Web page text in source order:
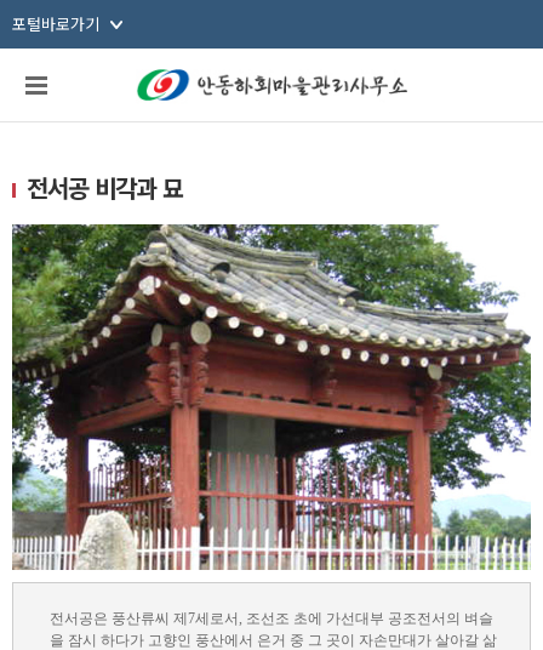
포털바로가기
전서공 비각과 묘
전서공은 풍산류씨 제7세로서, 조선조 초에 가선대부 공조전서의 벼슬
을 잠시 하다가 고향인 풍산에서 은거 중 그 곳이 자손만대가 살아갈 삶